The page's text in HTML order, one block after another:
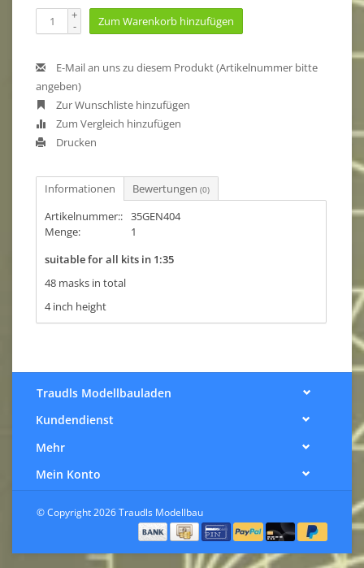
+
- Zum Warenkorb hinzufügen
E-Mail an uns zu diesem Produkt (Artikelnummer bitte
angeben)
Zur Wunschliste hinzufügen
Zum Vergleich hinzufügen
Drucken
Informationen Bewertungen (0)
Artikelnummer:: 35GEN404
Menge:
1
suitable for all kits in 1:35
48 masks in total
4 inch height
Traudls Modellbauladen
Kundendienst
Mehr
Mein Konto
© Copyright 2026 Traudls Modellbau